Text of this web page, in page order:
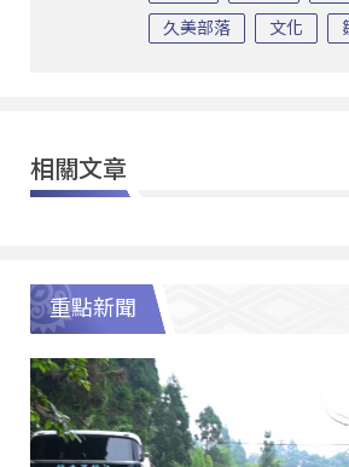
久美部落 文化
相關文章
重點新聞